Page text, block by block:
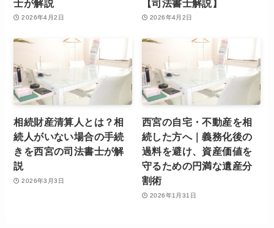
士が解説
2026年4月2日
【司法書士解説】
2026年4月2日
相続財産清算人とは？相
続人がいない場合の手続
きを西宮の司法書士が解
説
2026年3月3日
西宮の自宅・不動産を相
続した方へ｜義務化後の
過料を避け、資産価値を
守るための円満な遺産分
割術
2026年1月31日